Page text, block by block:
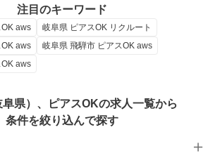
注目のキーワード
aws
岐阜県 ピアスOK リクルート
aws
岐阜県 飛騨市 ピアスOK aws
aws
県）、ピアスOKの求人一覧から
条件を絞り込んで探す